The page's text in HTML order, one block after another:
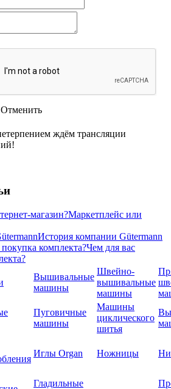
Отменить
ждём трансляции
Маркетплейс или
История компании Gütermann
Чем для вас
Вышивальные
машины
Швейно-
вышивальные
машины
Пуговичные
машины
Машины
циклического
шитья
Иглы Organ Ножницы
Гладильные